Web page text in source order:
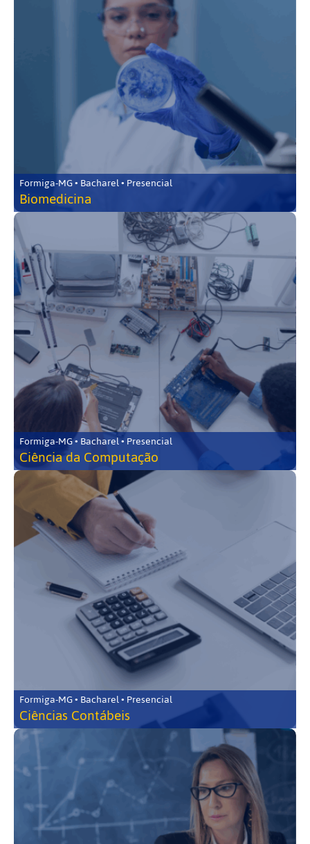
Formiga-MG • Bacharel • Presencial
Biomedicina
Formiga-MG • Bacharel • Presencial
Ciência da Computação
Formiga-MG • Bacharel • Presencial
Ciências Contábeis